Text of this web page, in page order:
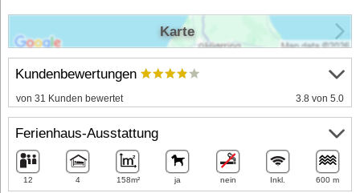
Kundenbewertungen
von 31 Kunden bewertet 3.8 von 5.0
Ferienhaus-Ausstattung
12 4 158m² ja nein Inkl. 600 m
Karte